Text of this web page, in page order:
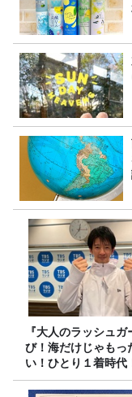
『大人のラッシュガ
び！海だけじゃもっ
い！ひとり１着時代